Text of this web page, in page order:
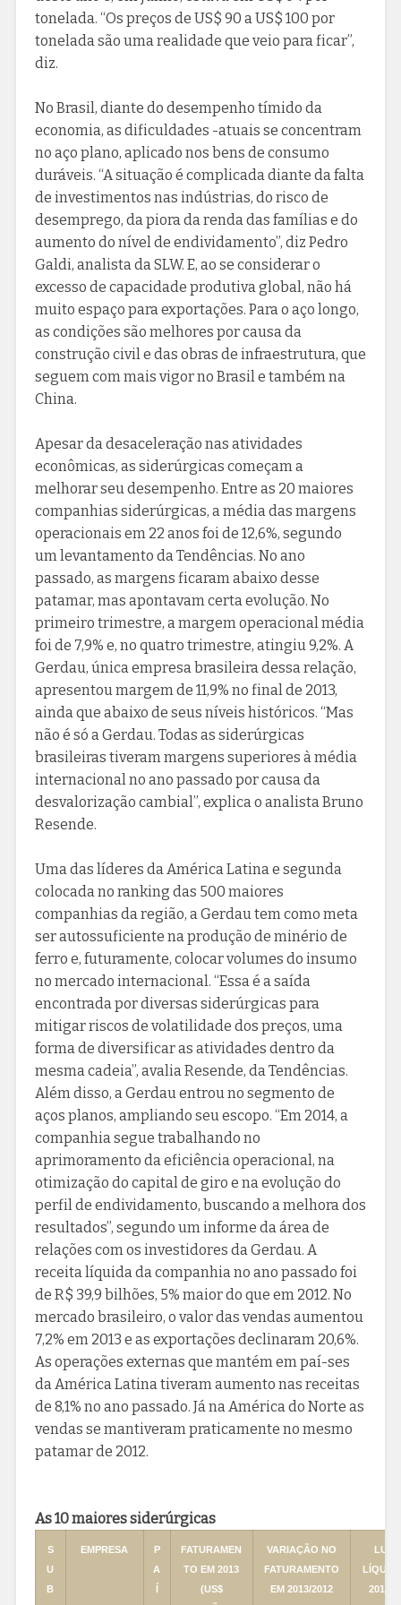
tonelada. “Os preços de US$ 90 a US$ 100 por
tonelada são uma realidade que veio para ficar”,
diz.
No Brasil, diante do desempenho tímido da
economia, as dificuldades -atuais se concentram
no aço plano, aplicado nos bens de consumo
duráveis. “A situação é complicada diante da falta
de investimentos nas indústrias, do risco de
desemprego, da piora da renda das famílias e do
aumento do nível de endividamento”, diz Pedro
Galdi, analista da SLW. E, ao se considerar o
excesso de capacidade produtiva global, não há
muito espaço para exportações. Para o aço longo,
as condições são melhores por causa da
construção civil e das obras de infraestrutura, que
seguem com mais vigor no Brasil e também na
China.
Apesar da desaceleração nas atividades
econômicas, as siderúrgicas começam a
melhorar seu desempenho. Entre as 20 maiores
companhias siderúrgicas, a média das margens
operacionais em 22 anos foi de 12,6%, segundo
um levantamento da Tendências. No ano
passado, as margens ficaram abaixo desse
patamar, mas apontavam certa evolução. No
primeiro trimestre, a margem operacional média
foi de 7,9% e, no quatro trimestre, atingiu 9,2%. A
Gerdau, única empresa brasileira dessa relação,
apresentou margem de 11,9% no final de 2013,
ainda que abaixo de seus níveis históricos. “Mas
não é só a Gerdau. Todas as siderúrgicas
brasileiras tiveram margens superiores à média
internacional no ano passado por causa da
desvalorização cambial”, explica o analista Bruno
Resende.
Uma das líderes da América Latina e segunda
colocada no ranking das 500 maiores
companhias da região, a Gerdau tem como meta
ser autossuficiente na produção de minério de
ferro e, futuramente, colocar volumes do insumo
no mercado internacional. “Essa é a saída
encontrada por diversas siderúrgicas para
mitigar riscos de volatilidade dos preços, uma
forma de diversificar as atividades dentro da
mesma cadeia”, avalia Resende, da Tendências.
Além disso, a Gerdau entrou no segmento de
aços planos, ampliando seu escopo. “Em 2014, a
companhia segue trabalhando no
aprimoramento da eficiência operacional, na
otimização do capital de giro e na evolução do
perfil de endividamento, buscando a melhora dos
resultados”, segundo um informe da área de
relações com os investidores da Gerdau. A
receita líquida da companhia no ano passado foi
de R$ 39,9 bilhões, 5% maior do que em 2012. No
mercado brasileiro, o valor das vendas aumentou
7,2% em 2013 e as exportações declinaram 20,6%.
As operações externas que mantém em paí-ses
da América Latina tiveram aumento nas receitas
de 8,1% no ano passado. Já na América do Norte as
vendas se mantiveram praticamente no mesmo
patamar de 2012.
As 10 maiores siderúrgicas
S
U
B
EMPRESA
P
A
FATURAMEN
TO EM 2013
(US$
VARIAÇÃO NO
FATURAMENTO
EM 2013/2012
2013